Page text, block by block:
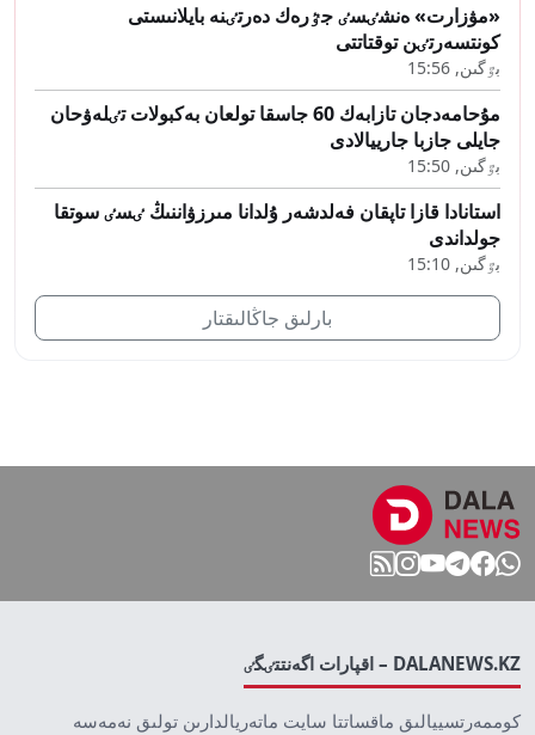
«مۋزارت» ەنشٸسٸ جٷرەك دەرتٸنە بايلانىستى
كونتسەرتٸن توقتاتتى
بٷگىن, 15:56
مۇحامەدجان تازابەك 60 جاسقا تولعان بەكبولات تٸلەۋحان
جايلى جازبا جارييالادى
بٷگىن, 15:50
استانادا قازا تاپقان فەلدشەر ۇلدانا مىرزۋاننىڭ ٸسٸ سوتقا
جولداندى
بٷگىن, 15:10
بارلىق جاڭالىقتار
DALANEWS.KZ – اقپارات اگەنتتٸگٸ
كوممەرتسييالىق ماقساتتا سايت ماتەريالدارىن تولىق نەمەسە